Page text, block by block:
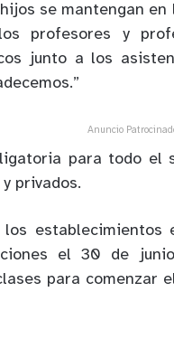
se mantengan
profesores y
junto a los
Anuncio
para todo el
privados.
establecimientos
el 30 de
para comenzar